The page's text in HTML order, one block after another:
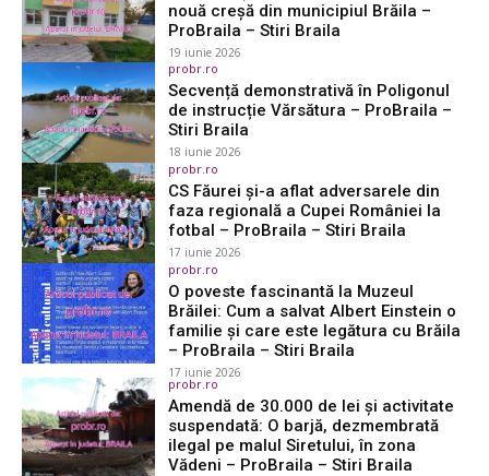
nouă creșă din municipiul Brăila –
ProBraila – Stiri Braila
19 iunie 2026
probr.ro
Secvență demonstrativă în Poligonul
de instrucție Vărsătura – ProBraila –
Stiri Braila
18 iunie 2026
probr.ro
CS Făurei și-a aflat adversarele din
faza regională a Cupei României la
fotbal – ProBraila – Stiri Braila
17 iunie 2026
probr.ro
O poveste fascinantă la Muzeul
Brăilei: Cum a salvat Albert Einstein o
familie și care este legătura cu Brăila
– ProBraila – Stiri Braila
17 iunie 2026
probr.ro
Amendă de 30.000 de lei și activitate
suspendată: O barjă, dezmembrată
ilegal pe malul Siretului, în zona
Vădeni – ProBraila – Stiri Braila